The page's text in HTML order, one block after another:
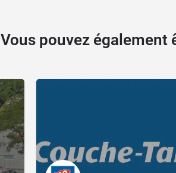
Vous pouvez également